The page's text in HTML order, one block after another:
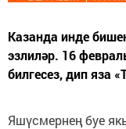
Казанда инде
эзлиләр. 16
билгесез, дип яза
Яшүсмернең буе